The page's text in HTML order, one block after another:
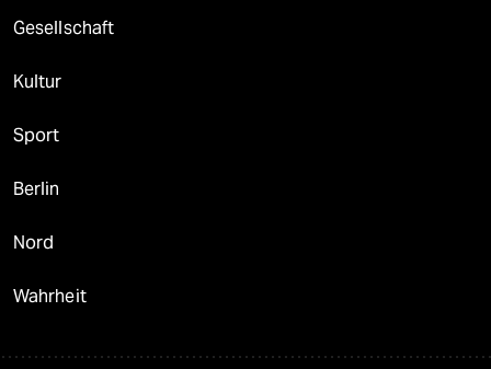
Gesellschaft
Kultur
Sport
Berlin
Nord
Wahrheit